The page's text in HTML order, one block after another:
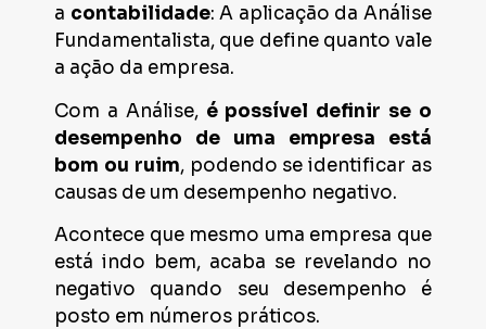
a contabilidade: A aplicação da Análise
Fundamentalista, que define quanto vale
a ação da empresa.
Com a Análise, é possível definir se o
desempenho de uma empresa está
bom ou ruim, podendo se identificar as
causas de um desempenho negativo.
Acontece que mesmo uma empresa que
está indo bem, acaba se revelando no
negativo quando seu desempenho é
posto em números práticos.